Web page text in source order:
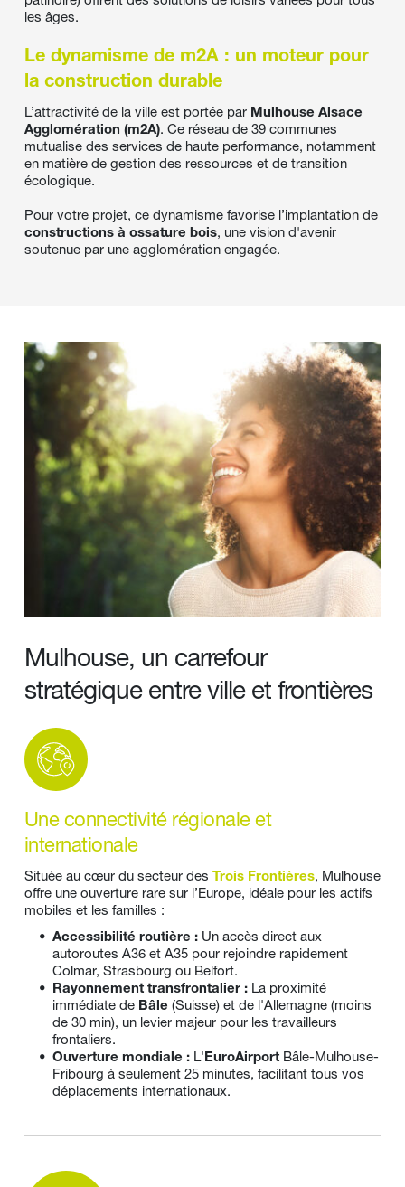
les âges.
Le dynamisme de m2A : un moteur pour
la construction durable
L’attractivité de la ville est portée par Mulhouse Alsace
Agglomération (m2A). Ce réseau de 39 communes
mutualise des services de haute performance, notamment
en matière de gestion des ressources et de transition
écologique.
Pour votre projet, ce dynamisme favorise l’implantation de
constructions à ossature bois, une vision d'avenir
soutenue par une agglomération engagée.
Mulhouse, un carrefour
stratégique entre ville et frontières
Une connectivité régionale et
internationale
Située au cœur du secteur des Trois Frontières, Mulhouse
offre une ouverture rare sur l’Europe, idéale pour les actifs
mobiles et les familles :
Accessibilité routière : Un accès direct aux
autoroutes A36 et A35 pour rejoindre rapidement
Colmar, Strasbourg ou Belfort.
Rayonnement transfrontalier : La proximité
immédiate de Bâle (Suisse) et de l'Allemagne (moins
de 30 min), un levier majeur pour les travailleurs
frontaliers.
Ouverture mondiale : L'EuroAirport Bâle-Mulhouse-
Fribourg à seulement 25 minutes, facilitant tous vos
déplacements internationaux.